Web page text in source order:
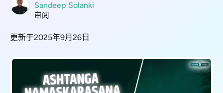
Sandeep Solanki
审阅
更新于2025年9月26日